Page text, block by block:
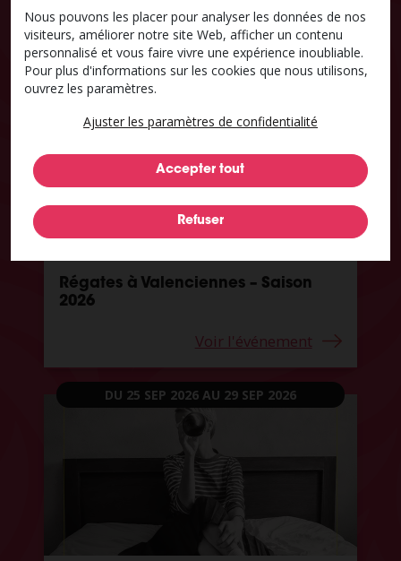
Agenda
DU 21 MAR 2026
Régates à Valenciennes – Saison
2026
Voir l'événement
DU 25 SEP 2026 AU 29 SEP 2026
Nous pouvons les placer pour analyser les données de nos
visiteurs, améliorer notre site Web, afficher un contenu
personnalisé et vous faire vivre une expérience inoubliable.
Pour plus d'informations sur les cookies que nous utilisons,
ouvrez les paramètres.
Ajuster les paramètres de confidentialité